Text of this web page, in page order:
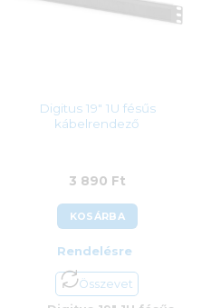
Digitus 19″ 1U fésűs
kábelrendező
3 890 Ft
KOSÁRBA
Rendelésre
Összevet